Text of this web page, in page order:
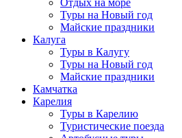
Туры на Новый год
Майские праздники
Калуга
Туры в Калугу
Туры на Новый год
Майские праздники
Камчатка
Карелия
Туры в Карелию
Туристические поезда